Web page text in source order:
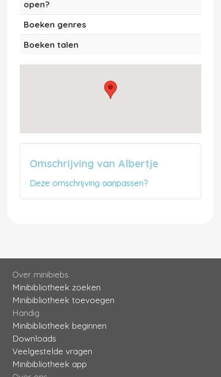
open?
Boeken genres
Boeken talen
Omschrijving van Albertje
Deze omschrijving aanpassen?
Over minibiebs
Minibibliotheek zoeken
Minibibliotheek toevoegen
Handig
Minibibliotheek beginnen
Downloads
Veelgestelde vragen
Minibibliotheek app